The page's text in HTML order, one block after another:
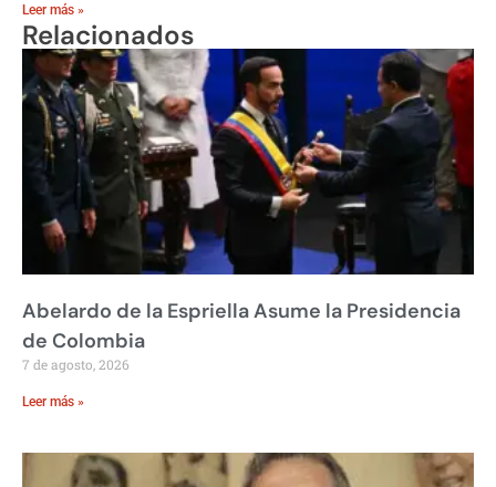
Leer más »
Relacionados
Abelardo de la Espriella Asume la Presidencia
de Colombia
7 de agosto, 2026
Leer más »